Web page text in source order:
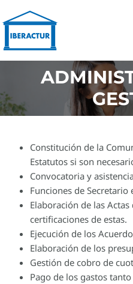
al
contenido
Constitución de la
Estatutos si son
Convocatoria y
Funciones de Secretario
Elaboración de las
certificaciones de estas.
Ejecución de los
Elaboración de los
Gestión de cobro de
Pago de los gastos